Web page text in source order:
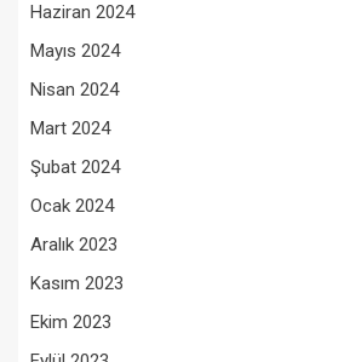
Haziran 2024
Mayıs 2024
Nisan 2024
Mart 2024
Şubat 2024
Ocak 2024
Aralık 2023
Kasım 2023
Ekim 2023